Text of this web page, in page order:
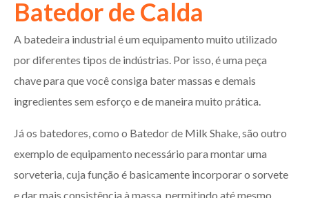
Batedor de Calda
A batedeira industrial é um equipamento muito utilizado
por diferentes tipos de indústrias. Por isso, é uma peça
chave para que você consiga bater massas e demais
ingredientes sem esforço e de maneira muito prática.
Já os batedores, como o Batedor de Milk Shake, são outro
exemplo de equipamento necessário para montar uma
sorveteria, cuja função é basicamente incorporar o sorvete
e dar mais consistência à massa, permitindo até mesmo